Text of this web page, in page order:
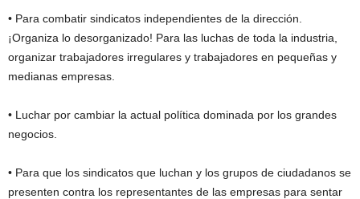
• Para combatir sindicatos independientes de la dirección.
¡Organiza lo desorganizado! Para las luchas de toda la industria,
organizar trabajadores irregulares y trabajadores en pequeñas y
medianas empresas.
• Luchar por cambiar la actual política dominada por los grandes
negocios.
• Para que los sindicatos que luchan y los grupos de ciudadanos se
presenten contra los representantes de las empresas para sentar